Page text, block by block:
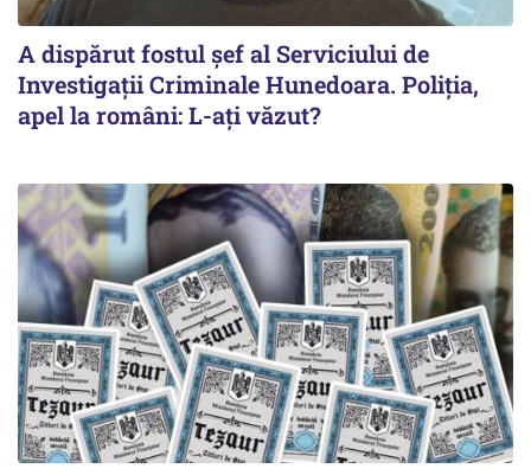
A dispărut fostul șef al Serviciului de
Investigații Criminale Hunedoara. Poliția,
apel la români: L-ați văzut?